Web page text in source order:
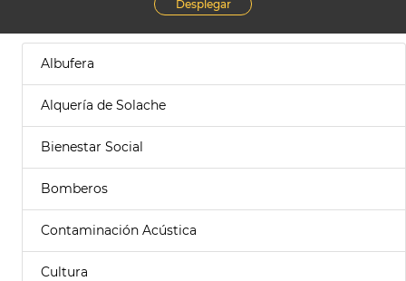
Desplegar
Albufera
Alquería de Solache
Bienestar Social
Bomberos
Contaminación Acústica
Cultura